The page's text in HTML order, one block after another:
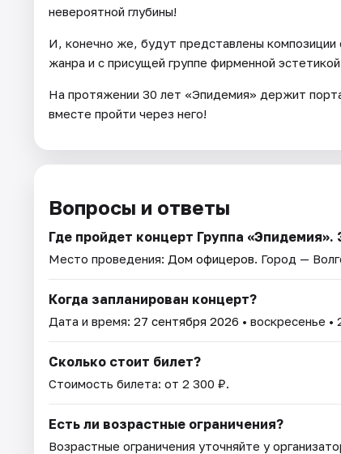
невероятной глубины!
И, конечно же, будут представлены композиции
жанра и с присущей группе фирменной
На протяжении 30 лет «Эпидемия» держит
вместе пройти через него!
Вопросы и ответы
Где пройдет концерт Группа «Эпидемия».
Место проведения: Дом офицеров. Город —
Когда запланирован концерт?
Дата и время: 27 сентября 2026 • воскресенье •
Сколько стоит билет?
Стоимость билета: от 2 300 ₽.
Есть ли возрастные ограничения?
Возрастные ограничения уточняйте у